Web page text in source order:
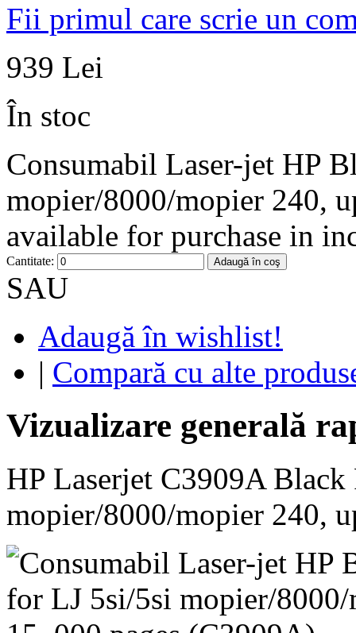
Fii primul care scrie un
939 Lei
În stoc
Consumabil Laser-jet HP
mopier/8000/mopier 240,
available for purchase in
Cantitate: Adaugă în coş
SAU
Adaugă în wishlist!
| Compară cu alte
Vizualizare generală
HP Laserjet C3909A
mopier/8000/mopier 240,